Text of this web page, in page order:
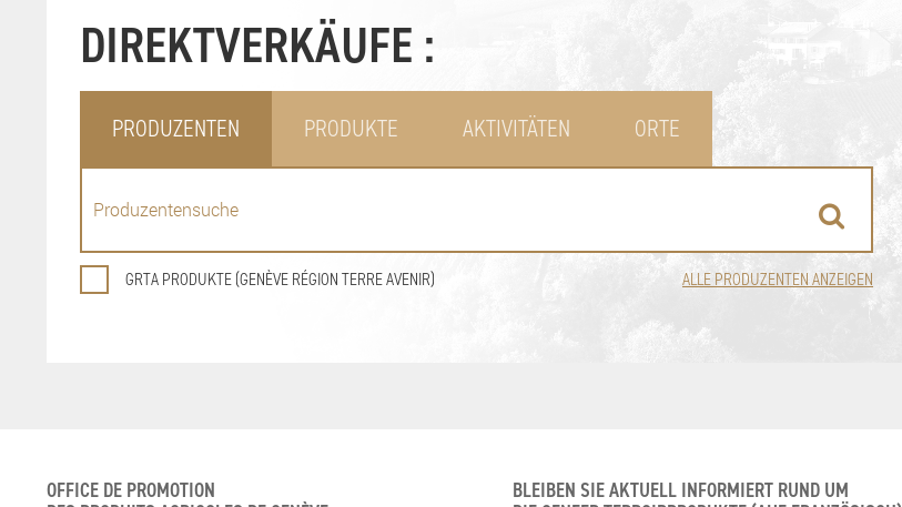
DIREKTVERKÄUFE :
PRODUZENTEN PRODUKTE AKTIVITÄTEN ORTE
GRTA PRODUKTE (GENÈVE RÉGION TERRE AVENIR) ALLE PRODUZENTEN ANZEIGEN
OFFICE DE PROMOTION
BLEIBEN SIE AKTUELL INFORMIERT RUND UM